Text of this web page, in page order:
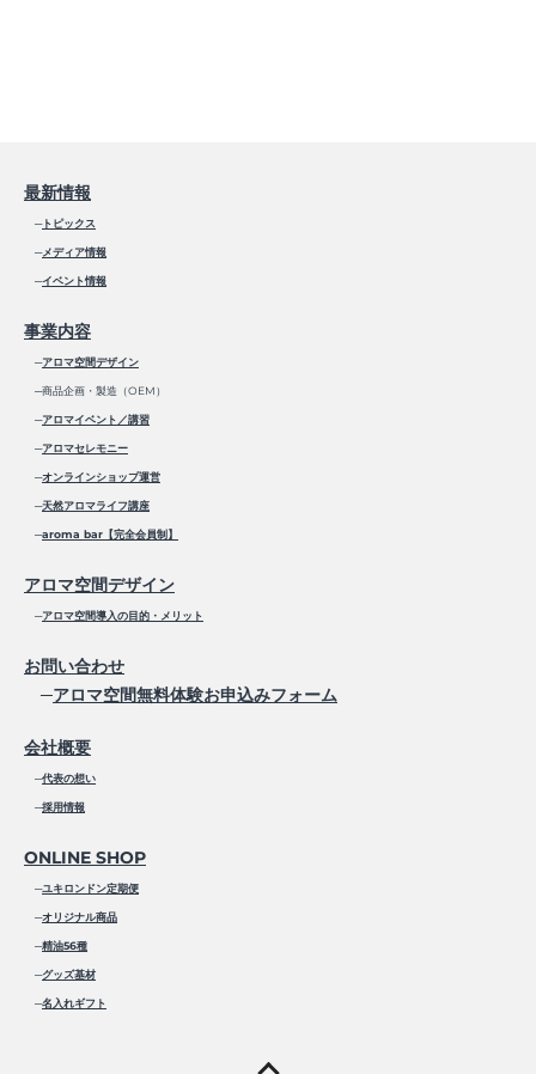
最新情報
─トピックス
─メディア情報
─イベント情報
事業内容
─アロマ空間デザイン
─商品企画・製造（OEM）
─アロマイベント／講習
─アロマセレモニー
─オンラインショップ運営
─天然アロマライフ講座
─aroma bar【完全会員制】
アロマ空間デザイン
─アロマ空間導入の目的・メリット
お問い合わせ
─アロマ空間無料体験お申込みフォーム
会社概要
─代表の想い
─採用情報
ONLINE SHOP
─ユキロンドン定期便
─オリジナル商品
─精油56種
─グッズ基材
─名入れギフト